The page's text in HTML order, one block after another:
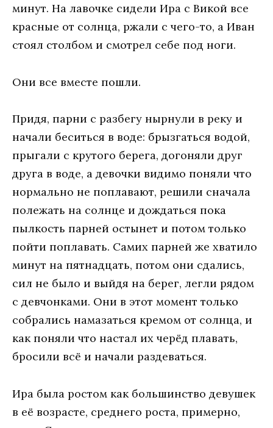
минут. На лавочке сидели Ира с Викой все
красные от солнца, ржали с чего-то, а Иван
стоял столбом и смотрел себе под ноги.
Они все вместе пошли.
Придя, парни с разбегу нырнули в реку и
начали беситься в воде: брызгаться водой,
прыгали с крутого берега, догоняли друг
друга в воде, а девочки видимо поняли что
нормально не поплавают, решили сначала
полежать на солнце и дождаться пока
пылкость парней остынет и потом только
пойти поплавать. Самих парней же хватило
минут на пятнадцать, потом они сдались,
сил не было и выйдя на берег, легли рядом
с девчонками. Они в этот момент только
собрались намазаться кремом от солнца, и
как поняли что настал их черёд плавать,
бросили всё и начали раздеваться.
Ира была ростом как большинство девушек
в её возрасте, среднего роста, примерно,